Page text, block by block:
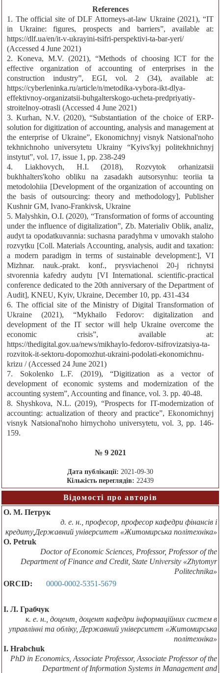
References
1. The official site of DLF Attorneys-at-law Ukraine (2021), “IT
in Ukraine: figures, prospects and barriers”, available at:
https://dlf.ua/en/it-v-ukrayini-tsifri-perspektivi-ta-bar-yeri/
(Accessed 4 June 2021)
2. Koneva, M.V. (2021), “Methods of choosing ICT for the
effective organization of accounting of enterprises in the
construction industry”, EGI, vol. 2 (34), available at:
https://cyberleninka.ru/article/n/metodika-vybora-ikt-dlya-
effektivnoy-organizatsii-buhgalterskogo-ucheta-predpriyatiy-
stroitelnoy-otrasli (Accessed 4 June 2021)
3. Kurhan, N.V. (2020), “Substantiation of the choice of ERP-
solution for digitization of accounting, analysis and management at
the enterprise of Ukraine”, Ekonomichnyj visnyk Natsional'noho
tekhnichnoho universytetu Ukrainy “Kyivs'kyj politekhnichnyj
instytut”, vol. 17, issue 1, рр. 238-249
4. Liakhovych, H.I. (2018), Rozvytok orhanizatsii
bukhhalters'koho obliku na zasadakh autsorsynhu: teoriia ta
metodolohiia [Development of the organization of accounting on
the basis of outsourcing: theory and methodology], Publisher
Kushnir GM, Ivano-Frankivsk, Ukraine
5. Malyshkin, O.I. (2020), “Transformation of forms of accounting
under the influence of digitalization”, Zb. Materialiv Oblik, analiz,
audyt ta opodatkuvannia: suchasna paradyhma v umovakh staloho
rozvytku [Coll. Materials Accounting, analysis, audit and taxation:
a modern paradigm in terms of sustainable development:], VI
Mizhnar. nauk.-prakt. konf., prysviachenoi 20-j richnytsi
stvorennia kafedry audytu [VI International. scientific-practical
conference dedicated to the 20th anniversary of the Department of
Audit], KNEU, Kyiv, Ukraine, December 10, рр. 431-434
6. The official site of the Ministry of Digital Transformation of
Ukraine (2021), “Mykhailo Fedorov: digitalization and
development of the IT sector will help Ukraine overcome the
economic crisis”, available at:
https://thedigital.gov.ua/news/mikhaylo-fedorov-tsifrovizatsiya-ta-
rozvitok-it-sektoru-dopomozhut-ukraini-podolati-ekonomichnu-
krizu / (Accessed 24 June 2021)
7. Sokolenko L.F. (2019), “Digitization as a vector of
development of economic systems and modernization of the
accounting system”, Accounting and finance, vol. 3. pp. 40-48.
8. Shyshkova, N.L. (2019), “Prospects for IT-modernization of
accounting: actualization of theory and practice”, Ekonomichnyj
visnyk Natsional'noho hirnychoho universytetu, vol. 3, рр. 146-
159.
№ 9 2021
Дата публікації: 2021-09-30
Кількість переглядів: 22439
Відомості про авторів
О. М. Петрук
д. е. н., професор, професор кафедри фінансів і
кредиту,Державний університет «Житомирська політехніка»
О. Petruk
Doctor of Economic Sciences, Professor, Professor of the
Department of Finance and Credit, State University «Zhytomyr
Politechnika»
ORCID:
0000-0002-5351-5679
І. Л. Грабчук
к. е. н., доцент, доцент кафедри інформаційних систем в
управлінні та обліку, Державний університет «Житомирська
політехніка»
I. Hrabchuk
PhD in Economics, Associate Professor, Associate Professor of the
Department of Information Systems in Management and